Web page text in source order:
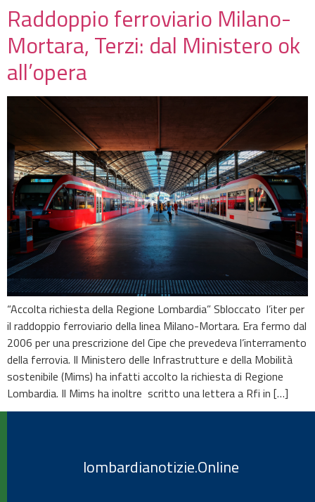
Raddoppio ferroviario Milano-
Mortara, Terzi: dal Ministero ok
all’opera
“Accolta richiesta della Regione Lombardia” Sbloccato l’iter per
il raddoppio ferroviario della linea Milano-Mortara. Era fermo dal
2006 per una prescrizione del Cipe che prevedeva l’interramento
della ferrovia. Il Ministero delle Infrastrutture e della Mobilità
sostenibile (Mims) ha infatti accolto la richiesta di Regione
Lombardia. Il Mims ha inoltre scritto una lettera a Rfi in […]
lombardianotizie.Online